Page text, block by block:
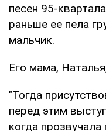
песен 95-
раньше ее пела
мальчик.
Его мама,
"Тогда
перед этим
когда